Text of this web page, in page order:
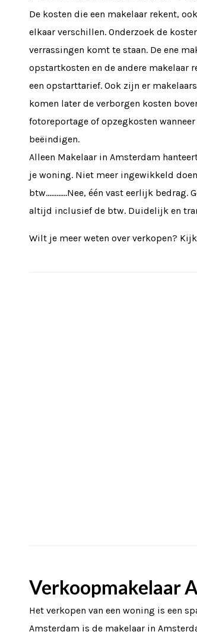
De kosten die een makelaar rekent,
elkaar verschillen. Onderzoek de
verrassingen komt te staan. De ene
opstartkosten en de andere makelaar
een opstarttarief. Ook zijn er
komen later de verborgen kosten
fotoreportage of opzegkosten
beëindigen.
Alleen Makelaar in Amsterdam
je woning. Niet meer ingewikkeld
btw…………Nee, één vast eerlijk bedrag.
altijd inclusief de btw. Duidelijk en
Wilt je meer weten over verkopen?
Verkoopmakelaar
Het verkopen van een woning is een
Amsterdam is de makelaar in